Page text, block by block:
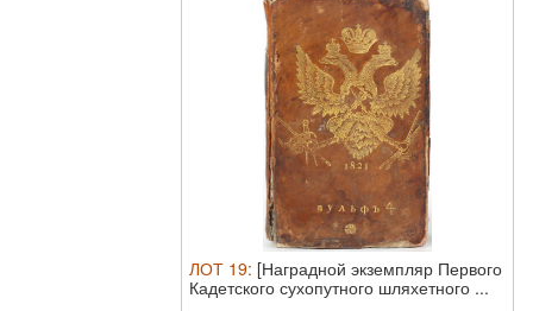
ЛОТ 19: [Наградной экземпляр Первого
Кадетского сухопутного шляхетного ...